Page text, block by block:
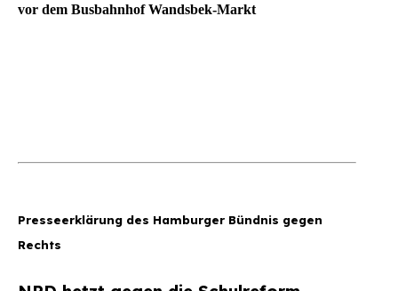
vor dem Busbahnhof Wandsbek-Markt
Presseerklärung des Hamburger Bündnis gegen
Rechts